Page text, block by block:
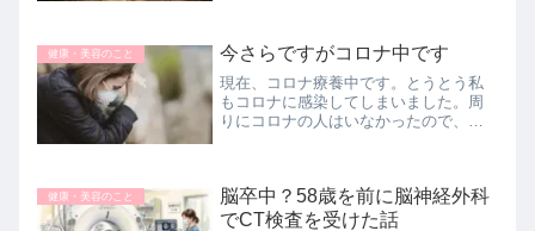
す。腰痛と言えば、内臓の病気も疑わ...
健康・美容のこと 今さらですがコロナ中です
現在、コロナ療養中です。とうとう私
もコロナに感染してしまいました。周
りにコロナの人はいなかったので、本
ったので、その道中でうつるリスクは
多...
健康・美容のこと
脳卒中？58歳を前に脳神経外科
でCT検査を受けた話